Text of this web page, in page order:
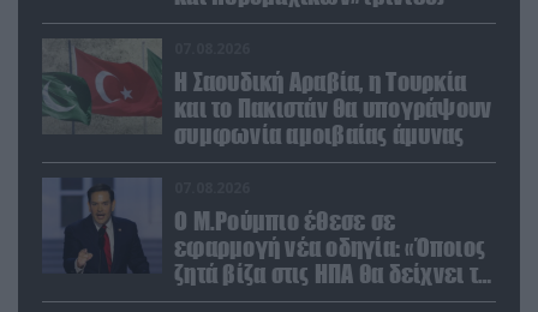
Η Σαουδική Αραβία, η Τουρκία
και το Πακιστάν θα υπογράψουν
συμφωνία αμοιβαίας άμυνας
Ο Μ.Ρούμπιο έθεσε σε
εφαρμογή νέα οδηγία: «Όποιος
ζητά βίζα στις ΗΠΑ θα δείχνει τα
social media – Τίποτα κρυφό»